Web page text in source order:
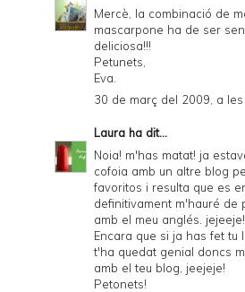
Mercè, la combinació de
mascarpone ha de ser
deliciosa!!!
Petunets,
Eva.
30 de març del 2009, a
Laura ha dit...
Noia! m'has matat! ja
cofoia amb un altre blog
favoritos i resulta que es
definitivament m'hauré de
amb el meu anglés. jejeeje!
Encara que si ja has fet tu
t'ha quedat genial doncs
amb el teu blog, jeejeje!
Petonets!